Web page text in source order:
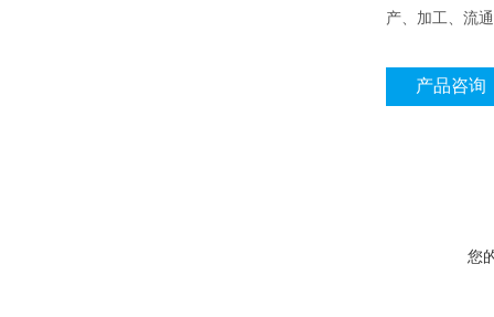
产、加工、流
产品咨询
您